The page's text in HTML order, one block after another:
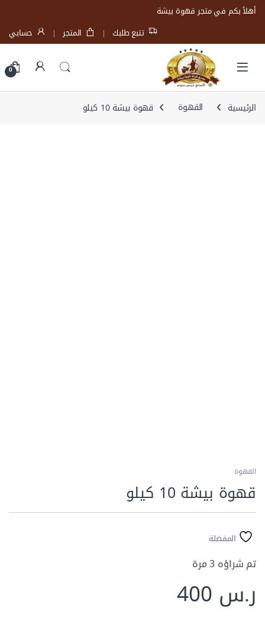
Skip to navigation
Skip to content
أهلاً بكم في متجر قهوة بيشة
تتبع طلبك
المتجر حسابي
Open
0
الرئيسية القهوة قهوة بيشة 10 كيلو
القهوة
قهوة بيشة 10 كيلو
المفضلة
تم شراؤه 3 مرة
ر.س